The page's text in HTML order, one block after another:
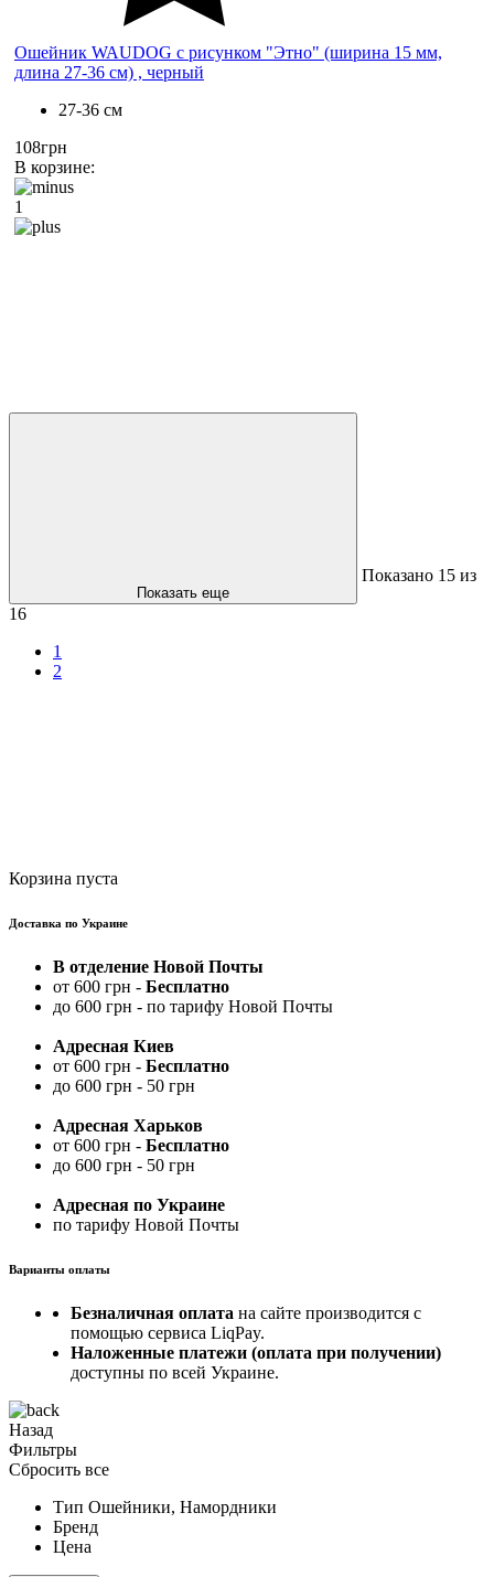
Ошейник WAUDOG с рисунком "Этно" (ширина 15 мм,
длина 27-36 см) , черный
27-36 см
108грн
В корзине:
1
Показать еще
Показано 15 из
16
1
2
Корзина пуста
Доставка по Украине
В отделение Новой Почты
от 600 грн - Бесплатно
до 600 грн - по тарифу Новой Почты
Адресная Киев
от 600 грн - Бесплатно
до 600 грн - 50 грн
Адресная Харьков
от 600 грн - Бесплатно
до 600 грн - 50 грн
Адресная по Украине
по тарифу Новой Почты
Варианты оплаты
Безналичная оплата на сайте производится с
помощью сервиса LiqPay.
Наложенные платежи (оплата при получении)
доступны по всей Украине.
Назад
Фильтры
Сбросить все
Тип Ошейники, Намордники
Бренд
Цена